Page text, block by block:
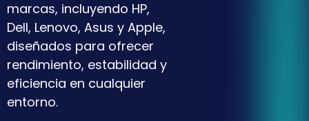
marcas, incluyendo HP,
Dell, Lenovo, Asus y Apple,
diseñados para ofrecer
rendimiento, estabilidad y
eficiencia en cualquier
entorno.